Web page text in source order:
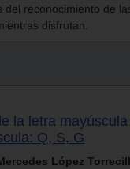
del reconocimiento de
disfrutan.
la letra
Q, S, G
López